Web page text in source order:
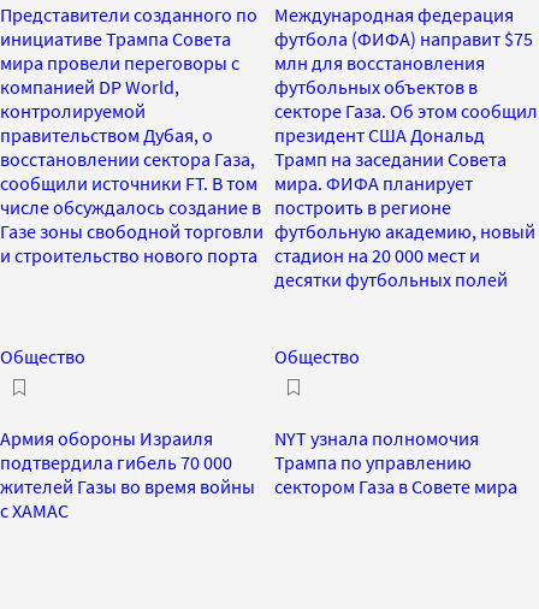
Представители созданного по
инициативе Трампа Совета
мира провели переговоры с
компанией DP World,
контролируемой
правительством Дубая, о
восстановлении сектора Газа,
сообщили источники FT. В том
числе обсуждалось создание в
Газе зоны свободной торговли
и строительство нового порта
Международная федерация
футбола (ФИФА) направит $75
млн для восстановления
футбольных объектов в
секторе Газа. Об этом сообщил
президент США Дональд
Трамп на заседании Совета
мира. ФИФА планирует
построить в регионе
футбольную академию, новый
стадион на 20 000 мест и
десятки футбольных полей
Общество
Армия обороны Израиля
подтвердила гибель 70 000
жителей Газы во время войны
с ХАМАС
Общество
NYT узнала полномочия
Трампа по управлению
сектором Газа в Совете мира